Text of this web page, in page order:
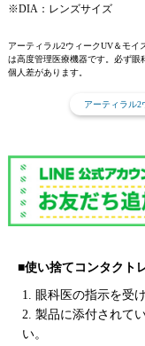
※DIA：レンズサイズ
アーティラル2ウィークUV＆モ
は高度管理医療機器です。必ず
個人差があります。
アーティラル2
■使い捨てコンタクト
1. 眼科医の指示を受
2. 製品に添付されて
い。